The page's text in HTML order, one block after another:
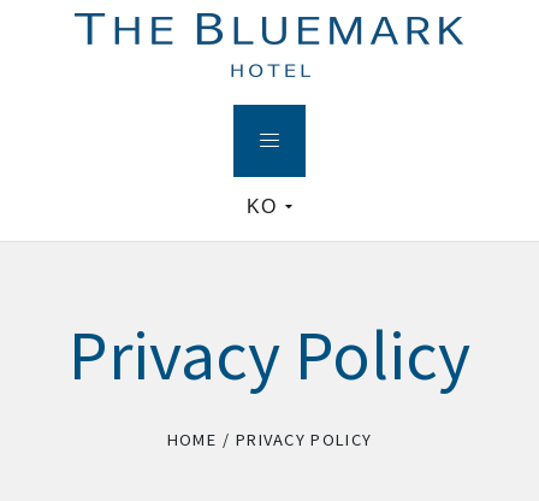
KO
Privacy Policy
HOME / PRIVACY POLICY